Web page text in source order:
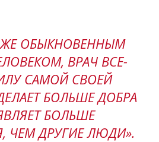
ОБЫКНОВЕННЫМ
ВРАЧ ВСЕ-
САМОЙ СВОЕЙ
БОЛЬШЕ ДОБРА
БОЛЬШЕ
ЧЕМ ДРУГИЕ ЛЮДИ».